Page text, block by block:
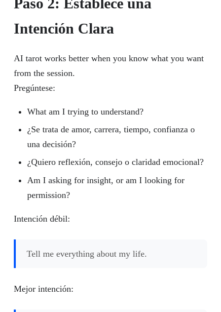
Intención Clara
AI tarot works better when you know what you want
from the session.
Pregúntese:
What am I trying to understand?
¿Se trata de amor, carrera, tiempo, confianza o
una decisión?
¿Quiero reflexión, consejo o claridad emocional?
Am I asking for insight, or am I looking for
permission?
Intención débil:
Tell me everything about my life.
Mejor intención: